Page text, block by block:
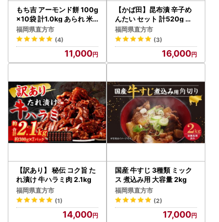
もち吉 アーモンド餅 100g
×10袋 計1.0kg あられ 米
菓
福岡県直方市
(4)
11,000
【かば田】昆布漬 辛子め
んたい セット 計520g 明
太子 たらこ
福岡県直方市
(3)
16,000
【訳あり】 秘伝 コク旨 た
れ漬け 牛ハラミ肉 2.1kg
福岡県直方市
(1)
14,000
国産 牛すじ 3種類 ミック
ス 煮込み用 大容量 2kg
福岡県直方市
(2)
17,000